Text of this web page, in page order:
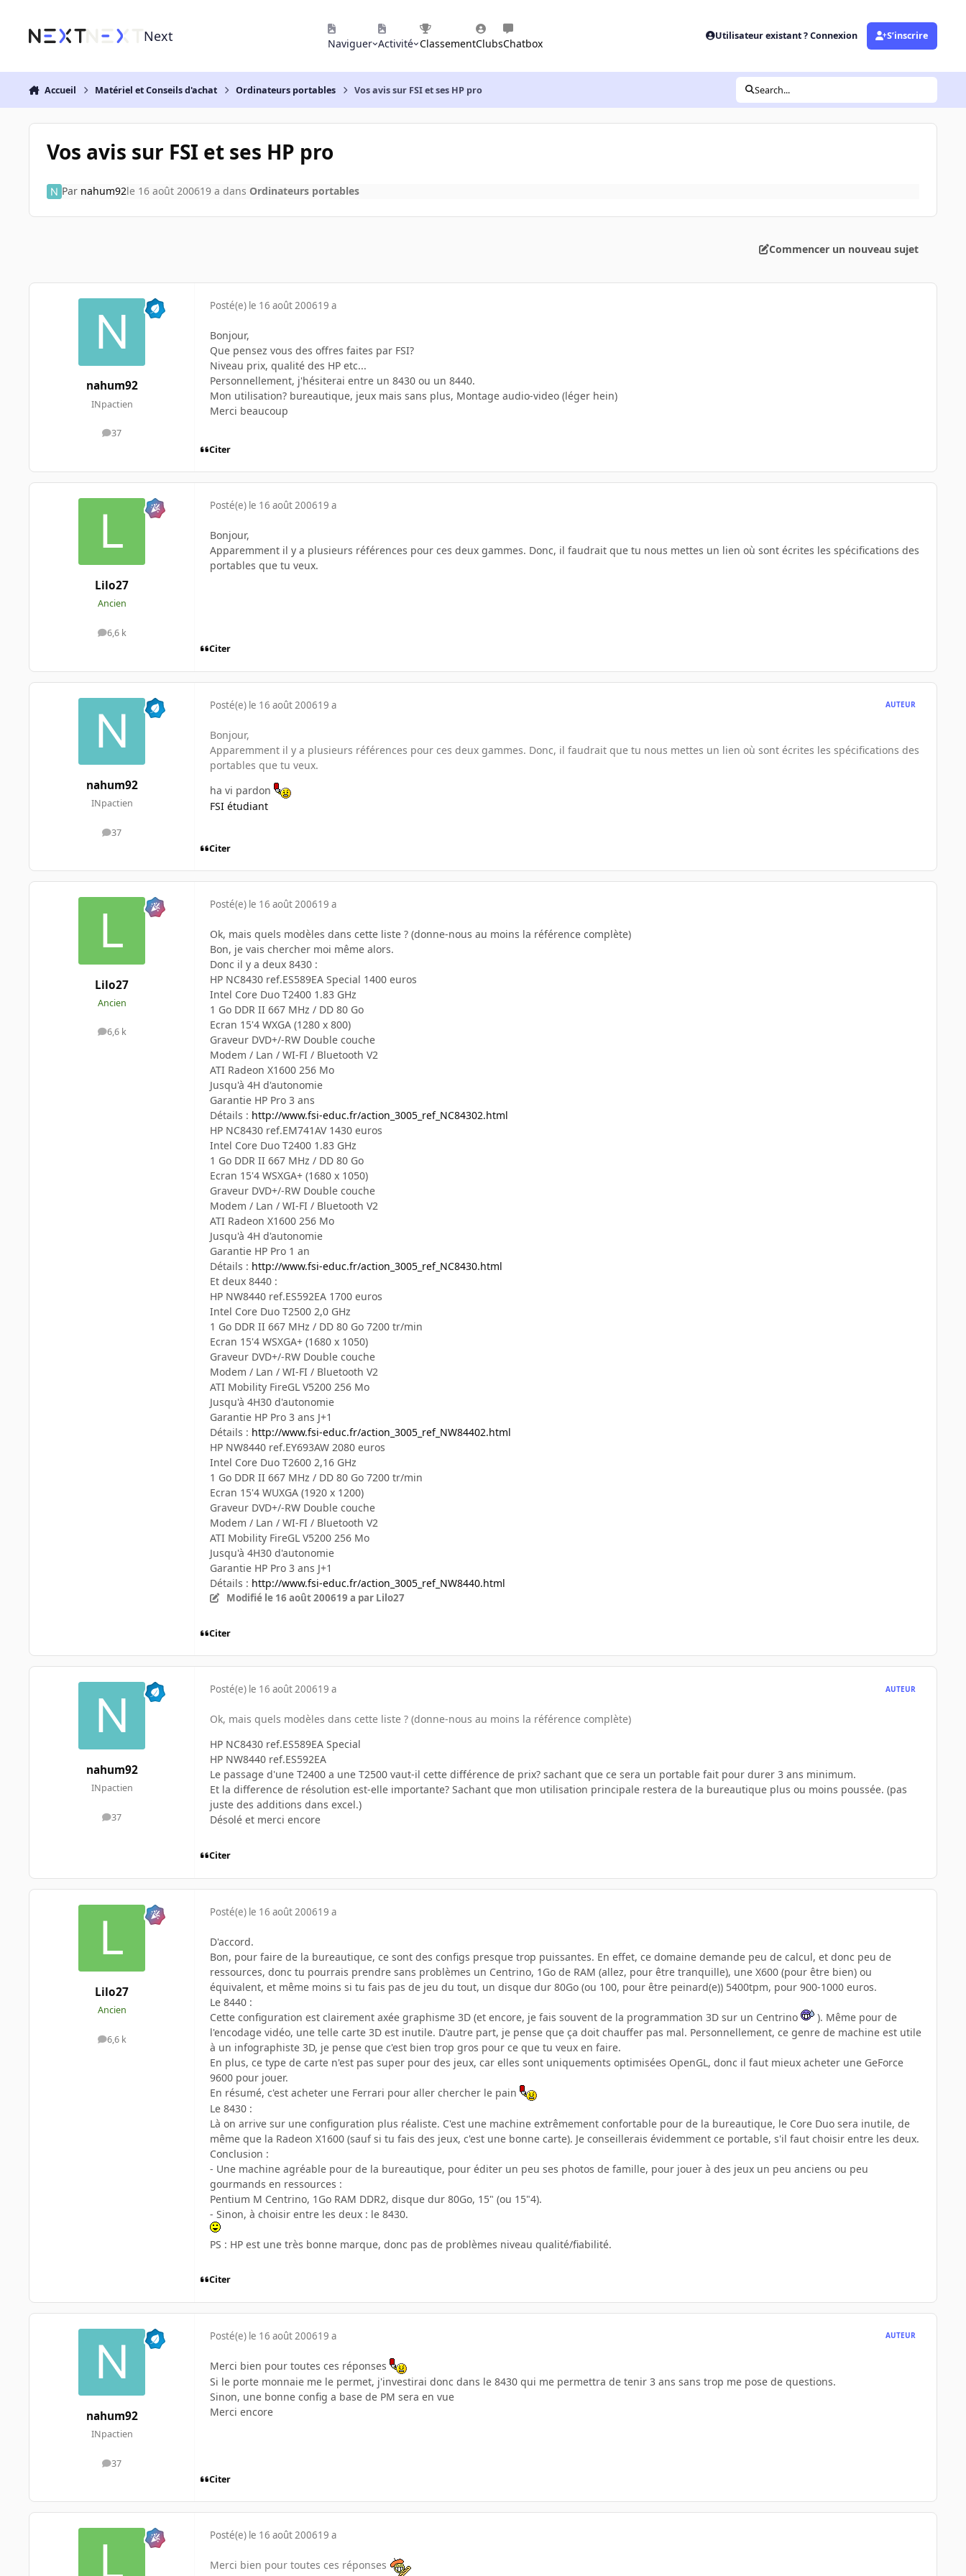
Next Naviguer Activité ClassementClubsChatbox
Utilisateur existant ? Connexion S’inscrire
Accueil Matériel et Conseils d'achat Ordinateurs portables Vos avis sur FSI et ses HP pro Search...
Vos avis sur FSI et ses HP pro
Par nahum92le 16 août 200619 a dans Ordinateurs portables
Commencer un nouveau sujet
nahum92
INpactien
37
messages
Posté(e) le 16 août 200619 a
Bonjour,
Que pensez vous des offres faites par FSI?
Niveau prix, qualité des HP etc...
Personnellement, j'hésiterai entre un 8430 ou un 8440.
Mon utilisation? bureautique, jeux mais sans plus, Montage audio-video (léger hein)
Merci beaucoup
Citer
Lilo27
Ancien
6,6 k
messages
Posté(e) le 16 août 200619 a
Bonjour,
Apparemment il y a plusieurs références pour ces deux gammes. Donc, il faudrait que tu nous mettes un lien où sont écrites les spécifications des
portables que tu veux.
Citer
nahum92
INpactien
37
messages
Posté(e) le 16 août 200619 a AUTEUR
Bonjour,
Apparemment il y a plusieurs références pour ces deux gammes. Donc, il faudrait que tu nous mettes un lien où sont écrites les spécifications des
portables que tu veux.
ha vi pardon
FSI étudiant
Citer
Lilo27
Ancien
6,6 k
messages
Posté(e) le 16 août 200619 a
Ok, mais quels modèles dans cette liste ? (donne-nous au moins la référence complète)
Bon, je vais chercher moi même alors.
Donc il y a deux 8430 :
HP NC8430 ref.ES589EA Special 1400 euros
Intel Core Duo T2400 1.83 GHz
1 Go DDR II 667 MHz / DD 80 Go
Ecran 15'4 WXGA (1280 x 800)
Graveur DVD+/-RW Double couche
Modem / Lan / WI-FI / Bluetooth V2
ATI Radeon X1600 256 Mo
Jusqu'à 4H d'autonomie
Garantie HP Pro 3 ans
Détails : http://www.fsi-educ.fr/action_3005_ref_NC84302.html
HP NC8430 ref.EM741AV 1430 euros
Intel Core Duo T2400 1.83 GHz
1 Go DDR II 667 MHz / DD 80 Go
Ecran 15'4 WSXGA+ (1680 x 1050)
Graveur DVD+/-RW Double couche
Modem / Lan / WI-FI / Bluetooth V2
ATI Radeon X1600 256 Mo
Jusqu'à 4H d'autonomie
Garantie HP Pro 1 an
Détails : http://www.fsi-educ.fr/action_3005_ref_NC8430.html
Et deux 8440 :
HP NW8440 ref.ES592EA 1700 euros
Intel Core Duo T2500 2,0 GHz
1 Go DDR II 667 MHz / DD 80 Go 7200 tr/min
Ecran 15'4 WSXGA+ (1680 x 1050)
Graveur DVD+/-RW Double couche
Modem / Lan / WI-FI / Bluetooth V2
ATI Mobility FireGL V5200 256 Mo
Jusqu'à 4H30 d'autonomie
Garantie HP Pro 3 ans J+1
Détails : http://www.fsi-educ.fr/action_3005_ref_NW84402.html
HP NW8440 ref.EY693AW 2080 euros
Intel Core Duo T2600 2,16 GHz
1 Go DDR II 667 MHz / DD 80 Go 7200 tr/min
Ecran 15'4 WUXGA (1920 x 1200)
Graveur DVD+/-RW Double couche
Modem / Lan / WI-FI / Bluetooth V2
ATI Mobility FireGL V5200 256 Mo
Jusqu'à 4H30 d'autonomie
Garantie HP Pro 3 ans J+1
Détails : http://www.fsi-educ.fr/action_3005_ref_NW8440.html
Modifié le 16 août 200619 a par Lilo27
Citer
nahum92
INpactien
37
messages
Posté(e) le 16 août 200619 a AUTEUR
Ok, mais quels modèles dans cette liste ? (donne-nous au moins la référence complète)
HP NC8430 ref.ES589EA Special
HP NW8440 ref.ES592EA
Le passage d'une T2400 a une T2500 vaut-il cette différence de prix? sachant que ce sera un portable fait pour durer 3 ans minimum.
Et la difference de résolution est-elle importante? Sachant que mon utilisation principale restera de la bureautique plus ou moins poussée. (pas
juste des additions dans excel.)
Désolé et merci encore
Citer
Lilo27
Ancien
6,6 k
messages
Posté(e) le 16 août 200619 a
D'accord.
Bon, pour faire de la bureautique, ce sont des configs presque trop puissantes. En effet, ce domaine demande peu de calcul, et donc peu de
ressources, donc tu pourrais prendre sans problèmes un Centrino, 1Go de RAM (allez, pour être tranquille), une X600 (pour être bien) ou
équivalent, et même moins si tu fais pas de jeu du tout, un disque dur 80Go (ou 100, pour être peinard(e)) 5400tpm, pour 900-1000 euros.
Le 8440 :
Cette configuration est clairement axée graphisme 3D (et encore, je fais souvent de la programmation 3D sur un Centrino
). Même pour de
l'encodage vidéo, une telle carte 3D est inutile. D'autre part, je pense que ça doit chauffer pas mal. Personnellement, ce genre de machine est utile
à un infographiste 3D, je pense que c'est bien trop gros pour ce que tu veux en faire.
En plus, ce type de carte n'est pas super pour des jeux, car elles sont uniquements optimisées OpenGL, donc il faut mieux acheter une GeForce
9600 pour jouer.
En résumé, c'est acheter une Ferrari pour aller chercher le pain
Le 8430 :
Là on arrive sur une configuration plus réaliste. C'est une machine extrêmement confortable pour de la bureautique, le Core Duo sera inutile, de
même que la Radeon X1600 (sauf si tu fais des jeux, c'est une bonne carte). Je conseillerais évidemment ce portable, s'il faut choisir entre les deux.
Conclusion :
- Une machine agréable pour de la bureautique, pour éditer un peu ses photos de famille, pour jouer à des jeux un peu anciens ou peu
gourmands en ressources :
Pentium M Centrino, 1Go RAM DDR2, disque dur 80Go, 15" (ou 15"4).
- Sinon, à choisir entre les deux : le 8430.
PS : HP est une très bonne marque, donc pas de problèmes niveau qualité/fiabilité.
Citer
nahum92
INpactien
37
messages
Posté(e) le 16 août 200619 a AUTEUR
Merci bien pour toutes ces réponses
Si le porte monnaie me le permet, j'investirai donc dans le 8430 qui me permettra de tenir 3 ans sans trop me pose de questions.
Sinon, une bonne config a base de PM sera en vue
Merci encore
Citer
Posté(e) le 16 août 200619 a
Merci bien pour toutes ces réponses